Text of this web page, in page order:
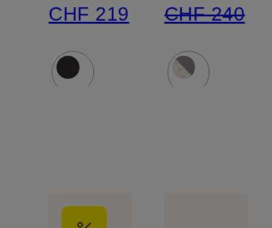
CHF 219
CHF 240